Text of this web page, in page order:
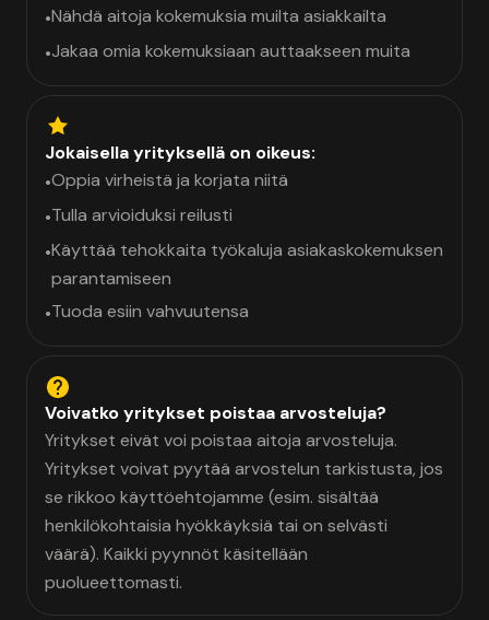
•Nähdä aitoja kokemuksia muilta asiakkailta
•Jakaa omia kokemuksiaan auttaakseen muita
Jokaisella yrityksellä on oikeus:
•Oppia virheistä ja korjata niitä
•Tulla arvioiduksi reilusti
•Käyttää tehokkaita työkaluja asiakaskokemuksen
parantamiseen
•Tuoda esiin vahvuutensa
Voivatko yritykset poistaa arvosteluja?
Yritykset eivät voi poistaa aitoja arvosteluja.
Yritykset voivat pyytää arvostelun tarkistusta, jos
se rikkoo käyttöehtojamme (esim. sisältää
henkilökohtaisia hyökkäyksiä tai on selvästi
väärä). Kaikki pyynnöt käsitellään
puolueettomasti.